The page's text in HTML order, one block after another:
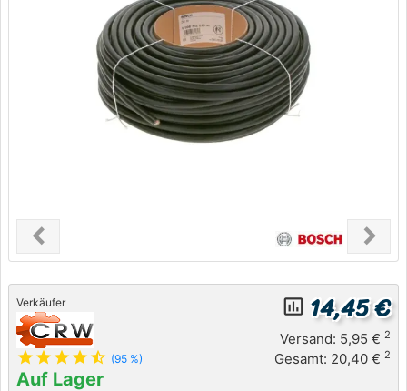
chevron_leftPrevious chevron_right
Next
Verkäufer
star star star star star_half (95 %)
Auf Lager
insert_chart_outlined 14,45 €
Versand: 5,95 € 2
Gesamt: 20,40 € 2